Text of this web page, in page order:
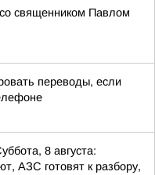
священником Павлом
переводы, если
8 августа:
АЗС готовят к разбору,